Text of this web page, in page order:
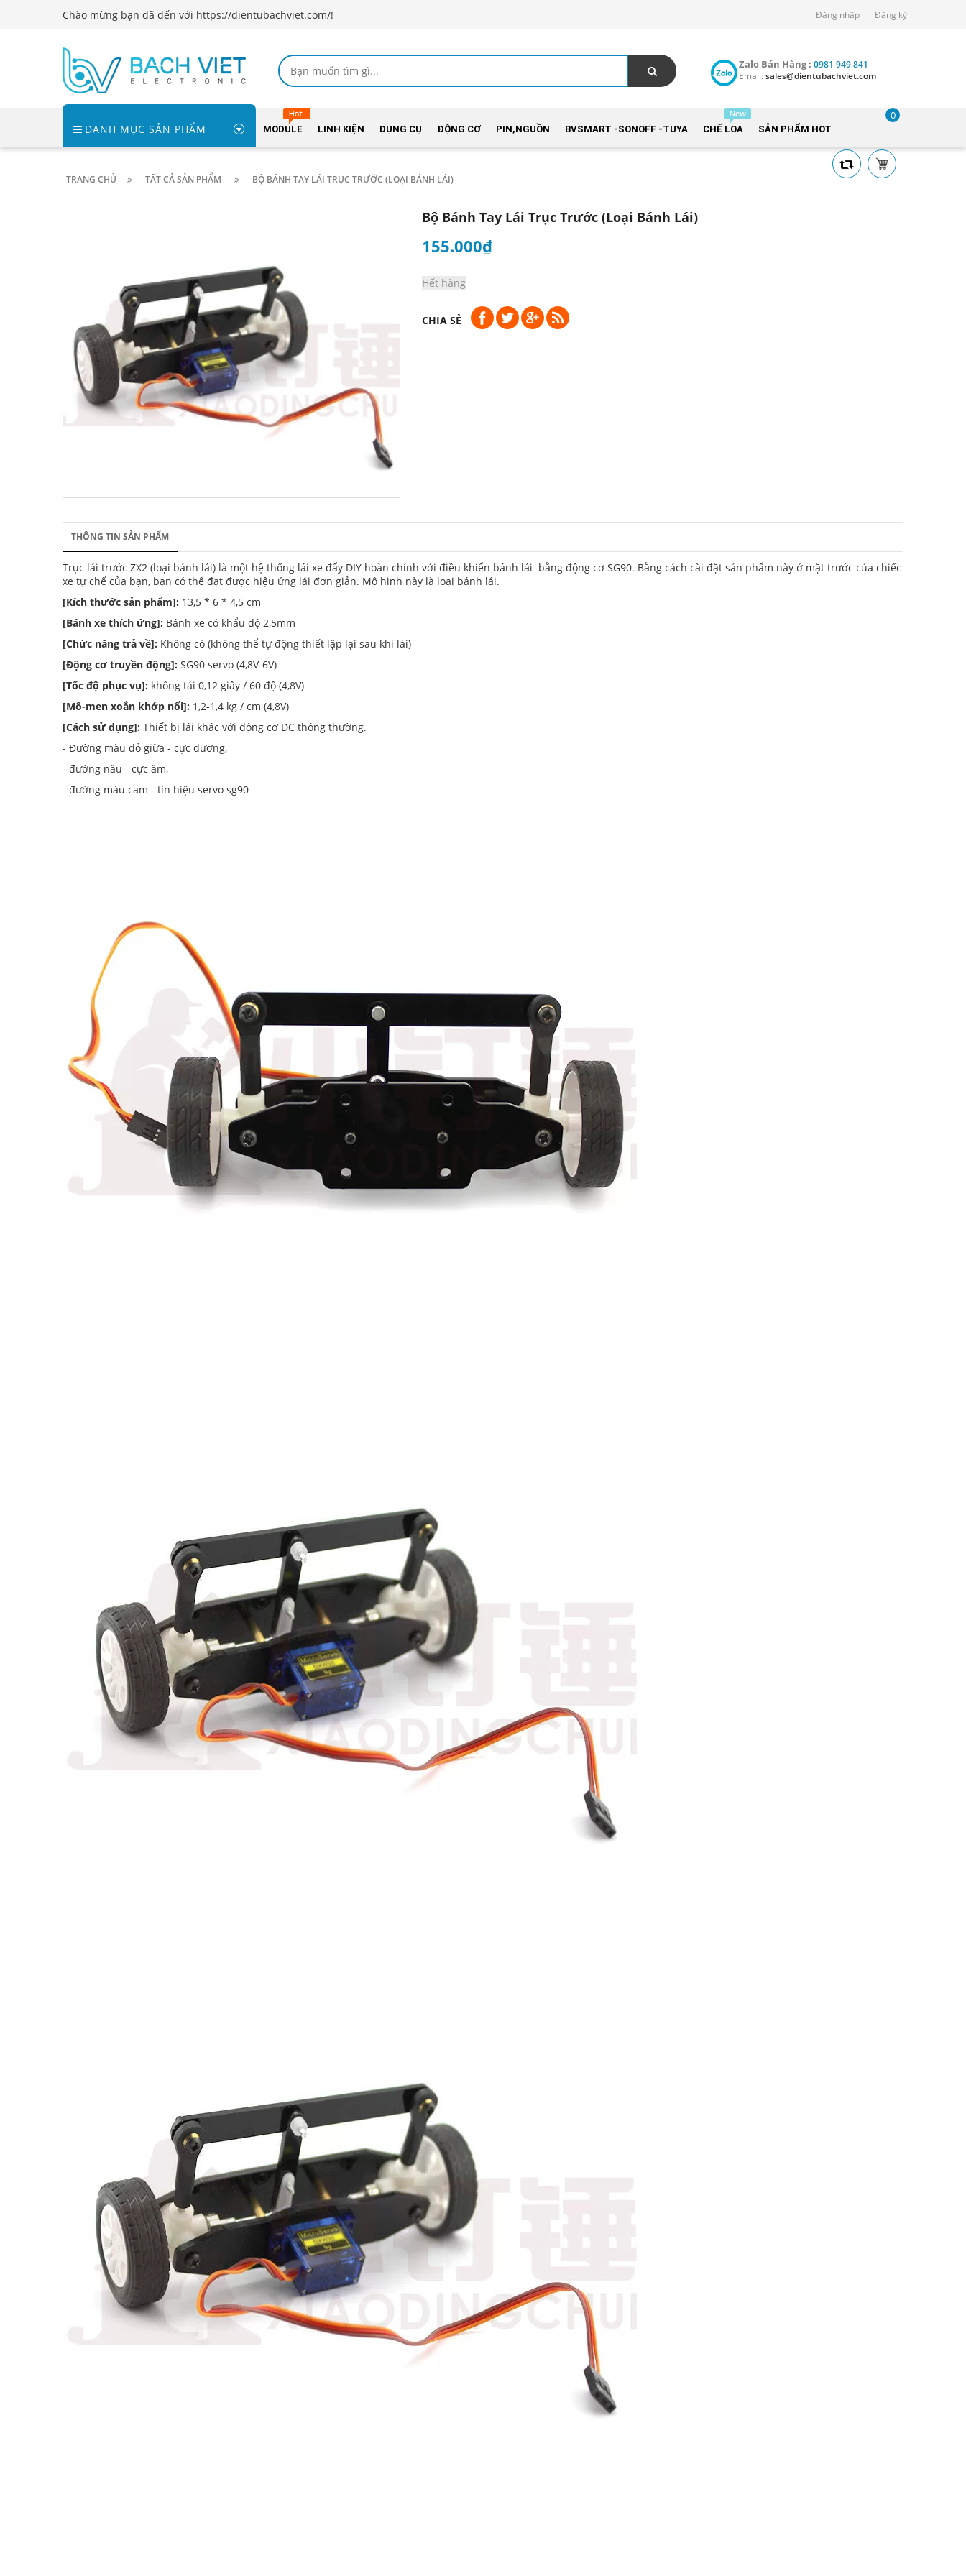
Chào mừng bạn đã đến với https://dientubachviet.com/! Đăng nhập Đăng ký
Zalo Bán Hàng : 0981 949 841
Email: sales@dientubachviet.com
DANH MỤC SẢN PHẨM MODULE LINH KIỆN DỤNG CỤ ĐỘNG CƠ PIN,NGUỒN BVSMART -SONOFF -TUYA CHẾ LOA SẢN PHẨM HOT
0
TRANG CHỦ TẤT CẢ SẢN PHẨM BỘ BÁNH TAY LÁI TRỤC TRƯỚC (LOẠI BÁNH LÁI)
Bộ Bánh Tay Lái Trục Trước (loại Bánh Lái)
155.000₫
Hết hàng
CHIA SẺ
THÔNG TIN SẢN PHẨM
Trục lái trước ZX2 (loại bánh lái) là một hệ thống lái xe đẩy DIY hoàn chỉnh với điều khiển bánh lái bằng động cơ SG90. Bằng cách cài đặt sản phẩm này ở mặt trước của chiếc
xe tự chế của bạn, bạn có thể đạt được hiệu ứng lái đơn giản. Mô hình này là loại bánh lái.
[Kích thước sản phẩm]: 13,5 * 6 * 4,5 cm
[Bánh xe thích ứng]: Bánh xe có khẩu độ 2,5mm
[Chức năng trả về]: Không có (không thể tự động thiết lập lại sau khi lái)
[Động cơ truyền động]: SG90 servo (4,8V-6V)
[Tốc độ phục vụ]: không tải 0,12 giây / 60 độ (4,8V)
[Mô-men xoắn khớp nối]: 1,2-1,4 kg / cm (4,8V)
[Cách sử dụng]: Thiết bị lái khác với động cơ DC thông thường.
- Đường màu đỏ giữa - cực dương,
- đường nâu - cực âm,
- đường màu cam - tín hiệu servo sg90